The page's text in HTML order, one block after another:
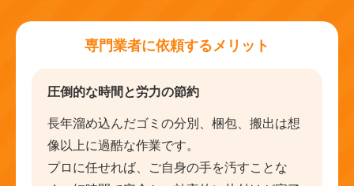
専門業者に依頼するメリット
圧倒的な時間と労力の節約
長年溜め込んだゴミの分別、梱包、搬出は想
像以上に過酷な作業です。
プロに任せれば、ご自身の手を汚すことな